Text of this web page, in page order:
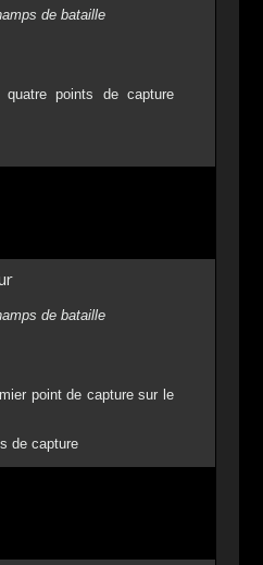
de bataille
quatre points de capture
de bataille
point de capture sur le
de capture